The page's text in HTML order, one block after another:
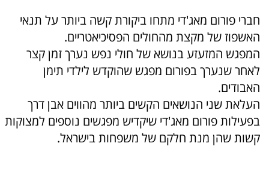
חברי פורום מאג'די מתחו ביקורת קשה ביותר על תנאי
האשפוז של מקצת מהחולים הפסיכיאטריים.
המפגש המזעזע בנושא של חולי נפש נערך זמן קצר
לאחר שנערך בפורום מפגש שהוקדש לילדי תימן
האבודים.
העלאת שני הנושאים הקשים ביותר מהווים אבן דרך
בפעילות פורום מאג'די שיקדיש מפגשים נוספים למצוקות
קשות שהן מנת חלקם של משפחות בישראל.